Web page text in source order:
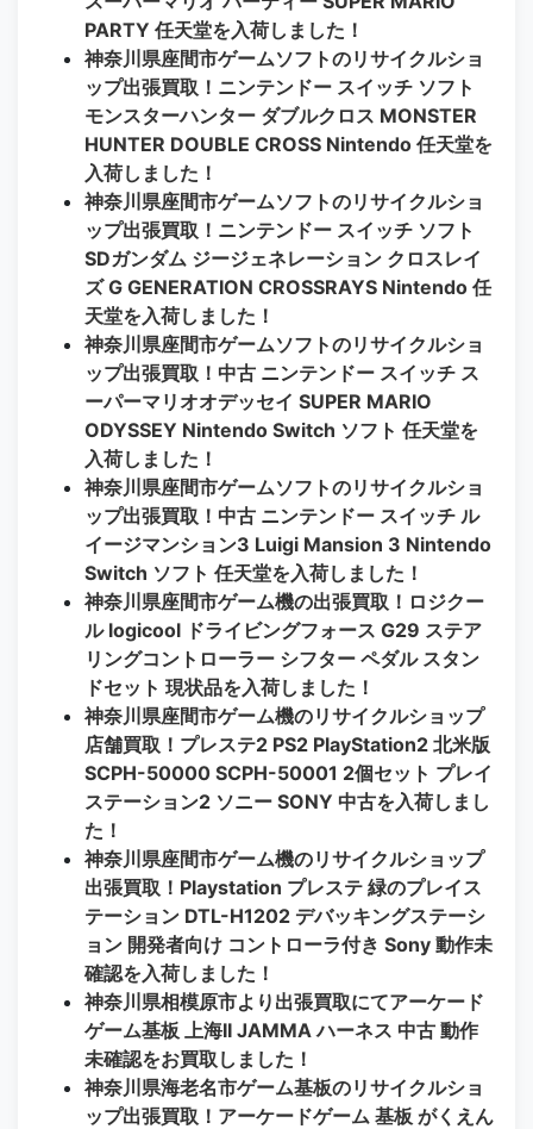
PARTY 任天堂を入荷しました！
神奈川県座間市ゲームソフトのリサイクルショ
ップ出張買取！ニンテンドー スイッチ ソフト
モンスターハンター ダブルクロス MONSTER
HUNTER DOUBLE CROSS Nintendo 任天堂を
入荷しました！
神奈川県座間市ゲームソフトのリサイクルショ
ップ出張買取！ニンテンドー スイッチ ソフト
SDガンダム ジージェネレーション クロスレイ
ズ G GENERATION CROSSRAYS Nintendo 任
天堂を入荷しました！
神奈川県座間市ゲームソフトのリサイクルショ
ップ出張買取！中古 ニンテンドー スイッチ ス
ーパーマリオオデッセイ SUPER MARIO
ODYSSEY Nintendo Switch ソフト 任天堂を
入荷しました！
神奈川県座間市ゲームソフトのリサイクルショ
ップ出張買取！中古 ニンテンドー スイッチ ル
イージマンション3 Luigi Mansion 3 Nintendo
Switch ソフト 任天堂を入荷しました！
神奈川県座間市ゲーム機の出張買取！ロジクー
ル logicool ドライビングフォース G29 ステア
リングコントローラー シフター ペダル スタン
ドセット 現状品を入荷しました！
神奈川県座間市ゲーム機のリサイクルショップ
店舗買取！プレステ2 PS2 PlayStation2 北米版
SCPH-50000 SCPH-50001 2個セット プレイ
ステーション2 ソニー SONY 中古を入荷しまし
た！
神奈川県座間市ゲーム機のリサイクルショップ
出張買取！Playstation プレステ 緑のプレイス
テーション DTL-H1202 デバッキングステーシ
ョン 開発者向け コントローラ付き Sony 動作未
確認を入荷しました！
神奈川県相模原市より出張買取にてアーケード
ゲーム基板 上海II JAMMA ハーネス 中古 動作
未確認をお買取しました！
神奈川県海老名市ゲーム基板のリサイクルショ
ップ出張買取！アーケードゲーム 基板 がくえん